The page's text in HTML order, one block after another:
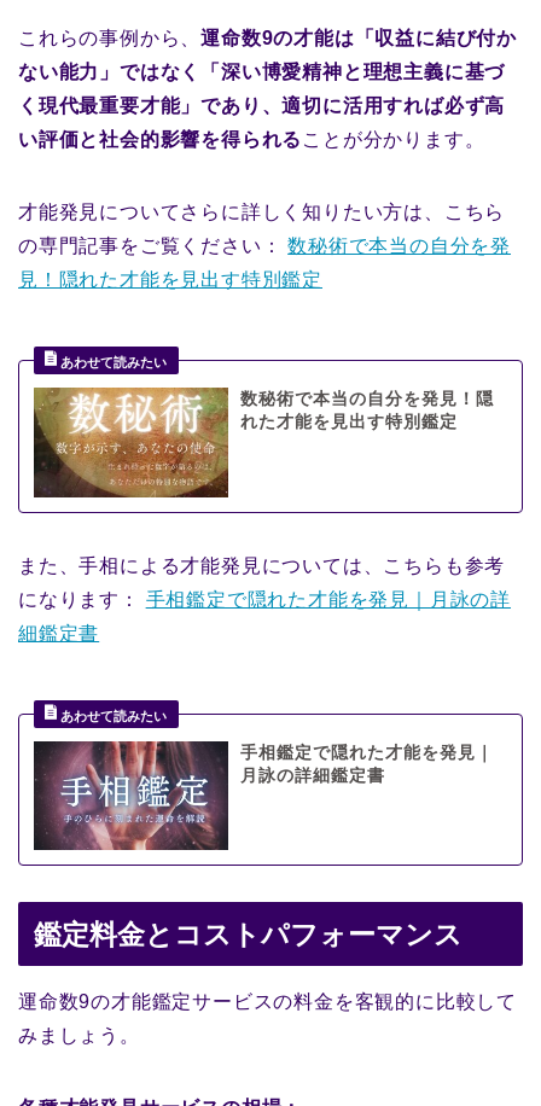
これらの事例から、運命数9の才能は「収益に結び付か
ない能力」ではなく「深い博愛精神と理想主義に基づ
く現代最重要才能」であり、適切に活用すれば必ず高
い評価と社会的影響を得られる ことが分かります。
才能発見についてさらに詳しく知りたい方は、こちら
の専門記事をご覧ください：数秘術で本当の自分を発
見！隠れた才能を見出す特別鑑定
数秘術で本当の自分を発見！隠
れた才能を見出す特別鑑定
また、手相による才能発見については、こちらも参考
になります： 手相鑑定で隠れた才能を発見｜月詠の詳
細鑑定書
手相鑑定で隠れた才能を発見｜
月詠の詳細鑑定書
鑑定料金とコストパフォーマンス
運命数9の才能鑑定サービスの料金を客観的に比較して
みましょう。